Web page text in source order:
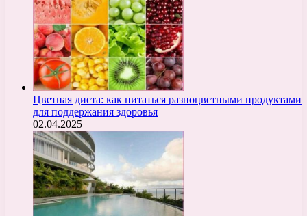
Цветная диета: как питаться разноцветными продуктами
для поддержания здоровья
02.04.2025